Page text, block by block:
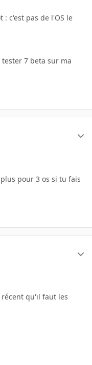
: c'est pas de l'OS le
7 beta sur ma
pour 3 os si tu fais
qu'il faut les